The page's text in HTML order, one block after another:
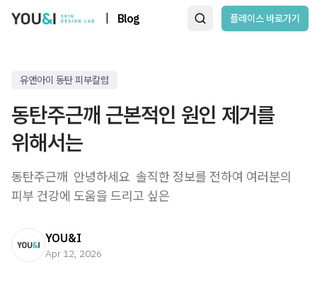
Blog 플레이스 바로가기
유앤아이 동탄 피부칼럼
동탄주근깨 근본적인 원인 제거를
위해서는
동탄주근깨 ​ 안녕하세요 ​ 솔직한 정보를 전하여 여러분의
피부 건강에 도움을 드리고 싶은
YOU&I
Apr 12, 2026